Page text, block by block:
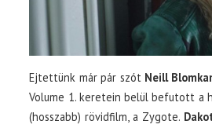
Ejtettünk már pár szót Neill
Volume 1. keretein belül befutott a
(hosszabb) rövidfilm, a Zygote.